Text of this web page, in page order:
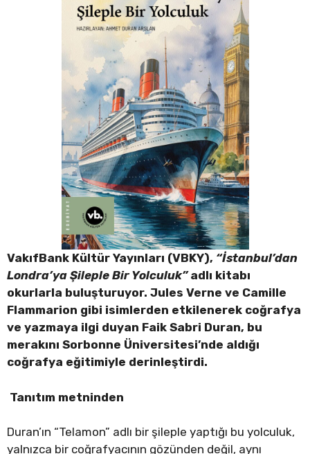
VakıfBank Kültür Yayınları (VBKY), “İstanbul’dan
Londra’ya Şileple Bir Yolculuk”adlı kitabı
okurlarla buluşturuyor. Jules Verne ve Camille
Flammarion gibi isimlerden etkilenerek coğrafya
ve yazmaya ilgi duyan Faik Sabri Duran, bu
merakını Sorbonne Üniversitesi’nde aldığı
coğrafya eğitimiyle derinleştirdi.
Tanıtım metninden
Duran’ın “Telamon” adlı bir şileple yaptığı bu yolculuk,
yalnızca bir coğrafyacının gözünden değil, aynı